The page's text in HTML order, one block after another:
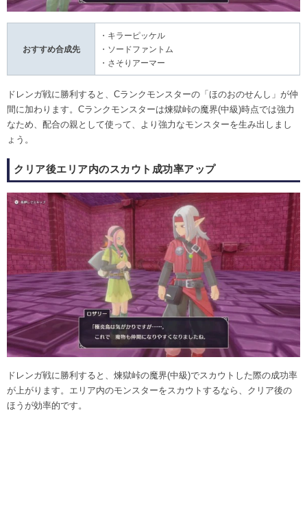
おすすめ合成先
・キラーピッケル
・ソードファントム
・さそりアーマー
ドレンガ戦に勝利すると、Cランクモンスターの「ほのおのせんし」が仲
間に加わります。Cランクモンスターは煉獄峠の魔界(中級)時点では強力
なため、配合の親として使って、より強力なモンスターを生み出しまし
ょう。
クリア後エリア内のスカウト成功率アップ
ドレンガ戦に勝利すると、煉獄峠の魔界(中級)でスカウトした際の成功率
が上がります。エリア内のモンスターをスカウトするなら、クリア後の
ほうが効率的です。